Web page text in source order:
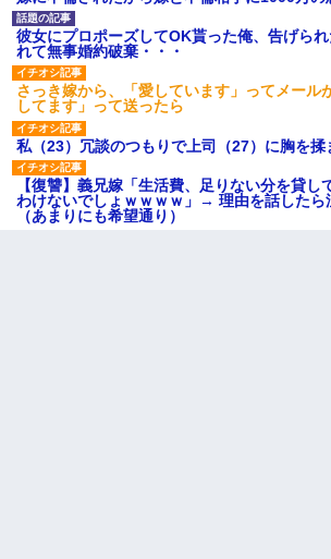
彼女にプロポーズしてOK貰った俺、告げら
れて無事婚約破棄・・・
さっき嫁から、「愛しています」ってメール
してます」って送ったら
私（23）冗談のつもりで上司（27）に胸を揉
【復讐】義兄嫁「生活費、足りない分を貸し
わけないでしょｗｗｗｗ」→ 理由を話したら
（あまりにも希望通り）